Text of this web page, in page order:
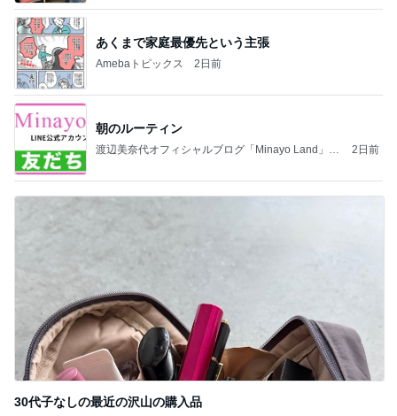
あくまで家庭最優先という主張
Amebaトピックス 2日前
朝のルーティン
渡辺美奈代オフィシャルブログ「Minayo Land」P
2日前
30代子なしの最近の沢山の購入品